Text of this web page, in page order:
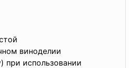
виноделии
при использовании